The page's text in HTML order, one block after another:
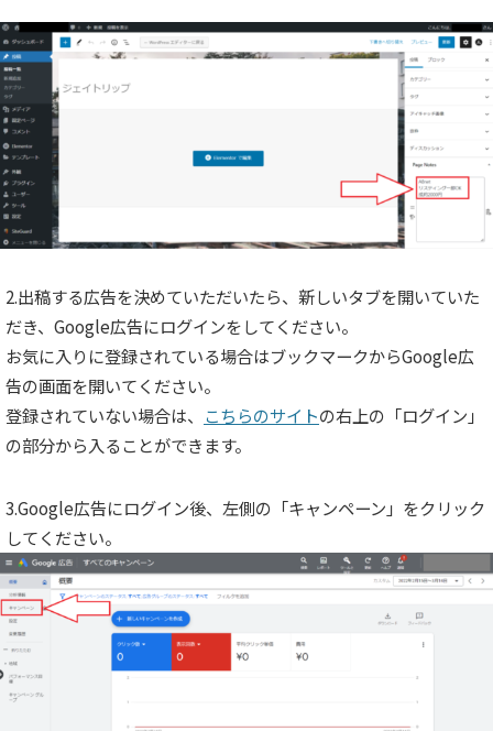
2.出稿する広告を決めていただいたら、新しいタブを開いていた
だき、Google広告にログインをしてください。
お気に入りに登録されている場合はブックマークからGoogle広
告の画面を開いてください。
登録されていない場合は、 こちらのサイトの右上の「ログイン」
の部分から入ることができます。
3.Google広告にログイン後、左側の「キャンペーン」をクリック
してください。